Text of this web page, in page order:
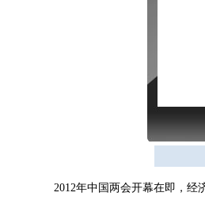
2012年中国两会开幕在即，经济